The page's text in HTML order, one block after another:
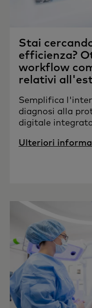
Stai
efficienza?
workflow
relativi
Semplifica
diagnosi alla
digitale
Ulteriori